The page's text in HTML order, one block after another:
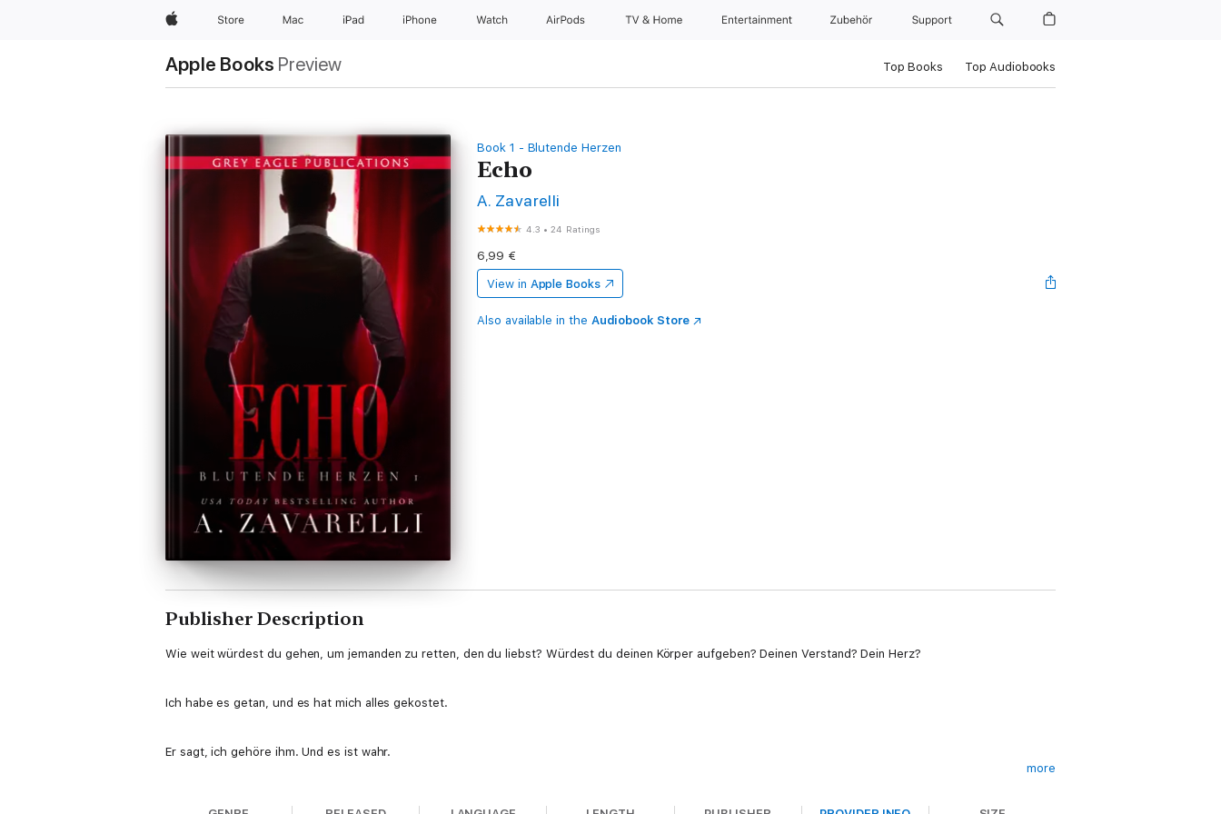
Apple Store Mac iPad iPhone Watch AirPods TV & Home Entertainment Zubehör Support
Apple Books Preview Top Books Top Audiobooks
Book 1 - Blutende Herzen
Echo
A. Zavarelli
4.3 •24 Ratings
6,99 €
View in Apple Books
Also available in the Audiobook Store
Publisher Description
Wie weit würdest du gehen, um jemanden zu retten, den du liebst? Würdest du deinen Körper aufgeben? Deinen Verstand? Dein Herz?
Ich habe es getan, und es hat mich alles gekostet.
Er sagt, ich gehöre ihm. Und es ist wahr.
more